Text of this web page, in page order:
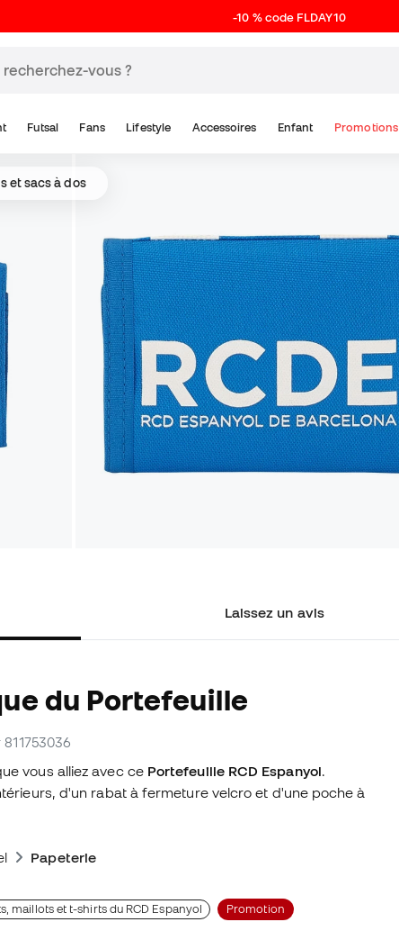
-10 % code FLDAY10
Futsal Fans Lifestyle Accessoires Enfant Promotions
et sacs à dos
Laissez un avis
du Portefeuille
vous alliez avec ce Portefeuille RCD Espanyol.
d'un rabat à fermeture velcro et d'une poche à
Papeterie
maillots et t-shirts du RCD Espanyol Promotion